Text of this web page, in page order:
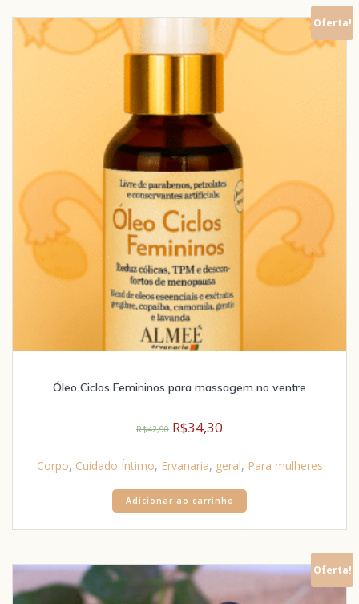
Oferta!
Óleo Ciclos Femininos para massagem no ventre
R$42,90 R$34,30
Corpo, Cuidado Íntimo, Ervanaria, geral, Para mulheres
Adicionar ao carrinho
Oferta!